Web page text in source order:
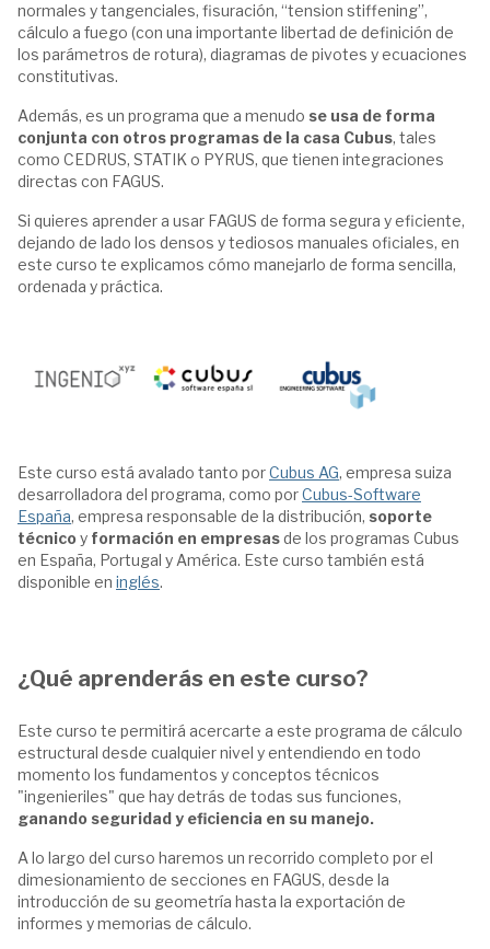
normales y tangenciales, fisuración, “tension stiffening”,
cálculo a fuego (con una importante libertad de definición de
los parámetros de rotura), diagramas de pivotes y ecuaciones
constitutivas.
Además, es un programa que a menudo se usa de forma
conjunta con otros programas de la casa Cubus, tales
como CEDRUS, STATIK o PYRUS, que tienen integraciones
directas con FAGUS.
Si quieres aprender a usar FAGUS de forma segura y eficiente,
dejando de lado los densos y tediosos manuales oficiales, en
este curso te explicamos cómo manejarlo de forma sencilla,
ordenada y práctica.
Este curso está avalado tanto porCubus AG, empresa suiza
desarrolladora del programa, como porCubus-Software
España, empresa responsable de la distribución, soporte
técnico y formación en empresasde los programas Cubus
en España, Portugal y América. Este curso también está
disponible en inglés.
¿Qué aprenderás en este curso?
Este curso te permitirá acercarte a este programa de cálculo
estructural desde cualquier nivel y entendiendo en todo
momento los fundamentos y conceptos técnicos
"ingenieriles" que hay detrás de todas sus funciones,
ganando seguridad y eficiencia en su manejo.
A lo largo del curso haremos un recorrido completo por el
dimesionamiento de secciones en FAGUS, desde la
introducción de su geometría hasta la exportación de
informes y memorias de cálculo.